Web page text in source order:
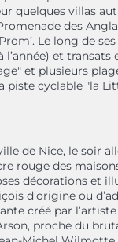
quelques villas
des
Le long de
et
et plusieurs
cyclable "la
de Nice, le soir
rouge des
décorations
d’origine ou
créé par
proche du